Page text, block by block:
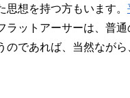
想を持つ方もいます。
ラットアーサーは、普
のであれば、当然なが